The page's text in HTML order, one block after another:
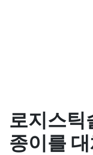
로지스틱
종이를